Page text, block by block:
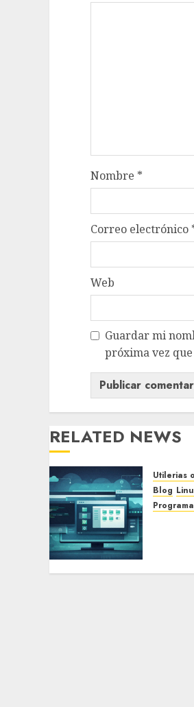
Nombre *
Correo electrónico
Web
Guardar mi
próxima vez
RELATED NEWS
Utilerias
Blog